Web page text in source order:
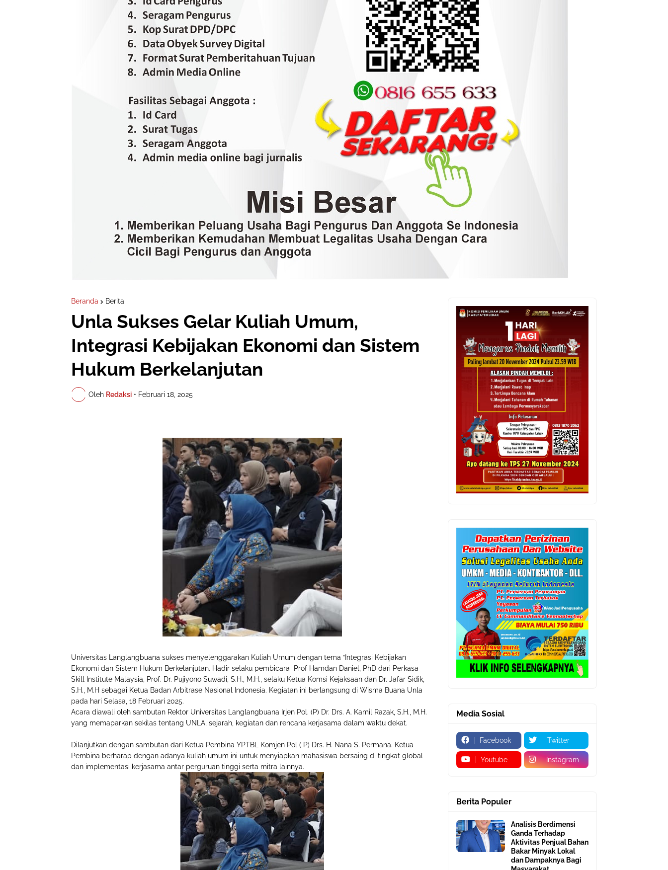
Beranda Berita
Unla Sukses Gelar Kuliah Umum,
Integrasi Kebijakan Ekonomi dan Sistem
Hukum Berkelanjutan
Oleh Redaksi • Februari 18, 2025
Universitas Langlangbuana sukses menyelenggarakan Kuliah Umum dengan tema “Integrasi Kebijakan
Ekonomi dan Sistem Hukum Berkelanjutan. Hadir selaku pembicara Prof Hamdan Daniel, PhD dari Perkasa
Skill Institute Malaysia, Prof. Dr. Pujiyono Suwadi, S.H., M.H., selaku Ketua Komsi Kejaksaan dan Dr. Jafar Sidik,
S.H., M.H sebagai Ketua Badan Arbitrase Nasional Indonesia. Kegiatan ini berlangsung di Wisma Buana Unla
pada hari Selasa, 18 Februari 2025.
Acara diawali oleh sambutan Rektor Universitas Langlangbuana Irjen Pol. (P) Dr. Drs. A. Kamil Razak, S.H., M.H.
yang memaparkan sekilas tentang UNLA, sejarah, kegiatan dan rencana kerjasama dalam waktu dekat.
Dilanjutkan dengan sambutan dari Ketua Pembina YPTBL Komjen Pol ( P) Drs. H. Nana S. Permana. Ketua
Pembina berharap dengan adanya kuliah umum ini untuk menyiapkan mahasiswa bersaing di tingkat global
dan implementasi kerjasama antar perguruan tinggi serta mitra lainnya.
Media Sosial
Facebook Twitter
Youtube Instagram
Berita Populer
Analisis Berdimensi
Ganda Terhadap
Aktivitas Penjual Bahan
Bakar Minyak Lokal
dan Dampaknya Bagi